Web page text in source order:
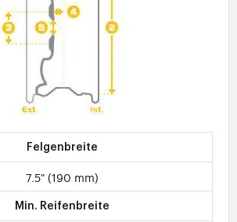
Felgenbreite
7.5" (190 mm)
Min. Reifenbreite